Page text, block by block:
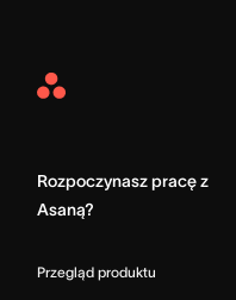
Asana
Rozpoczynasz pracę z
Asaną?
Przegląd produktu